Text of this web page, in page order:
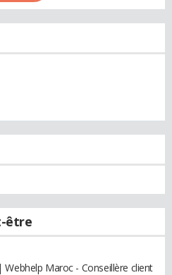
être
Maroc - Conseillère client